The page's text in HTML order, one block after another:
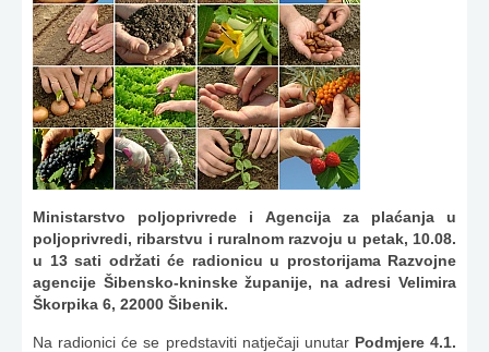
Ministarstvo poljoprivrede i Agencija za plaćanja u
poljoprivredi, ribarstvu i ruralnom razvoju u petak, 10.08.
u 13 sati održati će radionicu u prostorijama Razvojne
agencije Šibensko-kninske županije, na adresi Velimira
Škorpika 6, 22000 Šibenik.
Na radionici će se predstaviti natječaji unutar Podmjere 4.1.